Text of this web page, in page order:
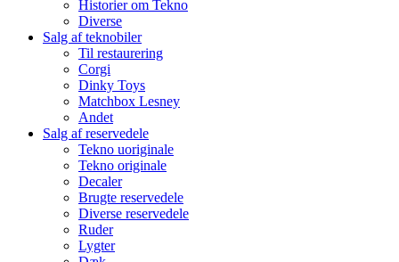
Historier om Tekno
Diverse
Salg af teknobiler
Til restaurering
Corgi
Dinky Toys
Matchbox Lesney
Andet
Salg af reservedele
Tekno uoriginale
Tekno originale
Decaler
Brugte reservedele
Diverse reservedele
Ruder
Lygter